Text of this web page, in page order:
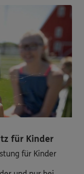
für Kinder
für Kinder